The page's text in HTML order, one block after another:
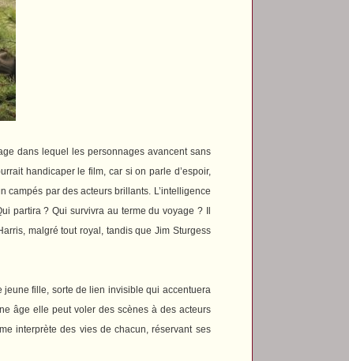
dans lequel les personnages avancent sans
handicaper le film, car si on parle d’espoir,
campés par des acteurs brillants. L’intelligence
partira ? Qui survivra au terme du voyage ? Il
malgré tout royal, tandis que Jim Sturgess
fille, sorte de lien invisible qui accentuera
âge elle peut voler des scènes à des acteurs
interprète des vies de chacun, réservant ses